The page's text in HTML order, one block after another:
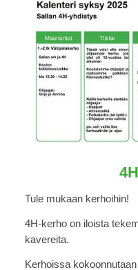
Tule mukaan kerhoihin!
4H-kerho on iloista
kavereita.
Kerhoissa